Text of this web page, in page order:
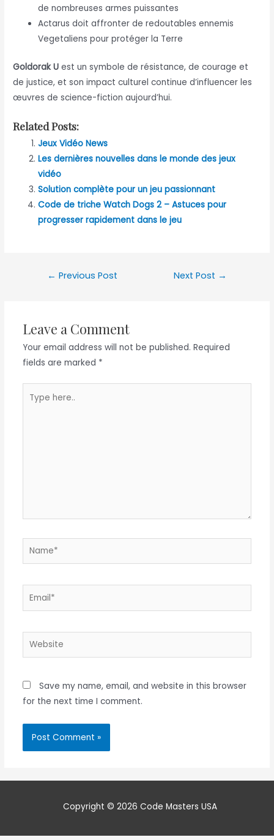
de nombreuses armes puissantes
Actarus doit affronter de redoutables ennemis
Vegetaliens pour protéger la Terre
Goldorak U est un symbole de résistance, de courage et
de justice, et son impact culturel continue d’influencer les
œuvres de science-fiction aujourd’hui.
Related Posts:
Jeux Vidéo News
Les dernières nouvelles dans le monde des jeux
vidéo
Solution complète pour un jeu passionnant
Code de triche Watch Dogs 2 – Astuces pour
progresser rapidement dans le jeu
← Previous Post Next Post →
Leave a Comment
Your email address will not be published. Required
fields are marked *
here..
Name*
Email*
Website
Save my name, email, and website in this browser
for the next time I comment.
Copyright © 2026 Code Masters USA